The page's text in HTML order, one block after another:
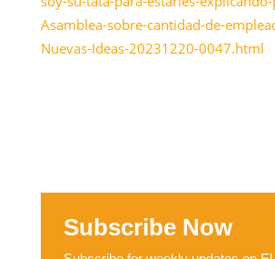
Asamblea-sobre-cantidad-de-
Nuevas-Ideas-20231220-0047.html
Subscribe Now